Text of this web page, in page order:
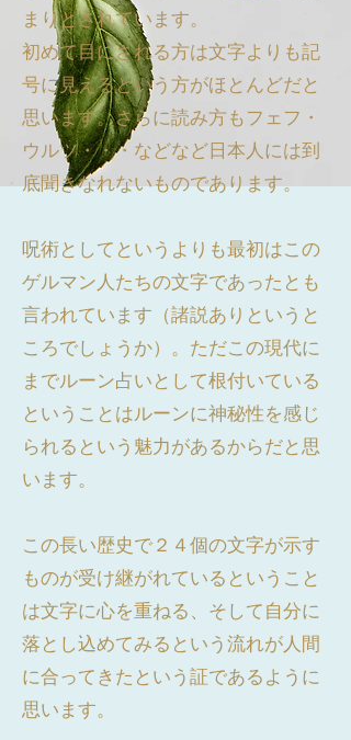
まりとされています。
初めて目にされる方は文字よりも記
号に見えるという方がほとんどだと
思います。さらに読み方もフェフ・
ウルツ・・・などなど日本人には到
底聞きなれないものであります。
呪術としてというよりも最初はこの
ゲルマン人たちの文字であったとも
言われています（諸説ありというと
ころでしょうか）。ただこの現代に
までルーン占いとして根付いている
ということはルーンに神秘性を感じ
られるという魅力があるからだと思
います。
この長い歴史で２４個の文字が示す
ものが受け継がれているということ
は文字に心を重ねる、そして自分に
落とし込めてみるという流れが人間
に合ってきたという証であるように
思います。